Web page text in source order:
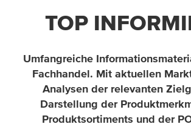
TOP
Umfangreiche
Fachhandel. Mit aktuellen
Analysen der relevanten
Darstellung der
Produktsortiments und der